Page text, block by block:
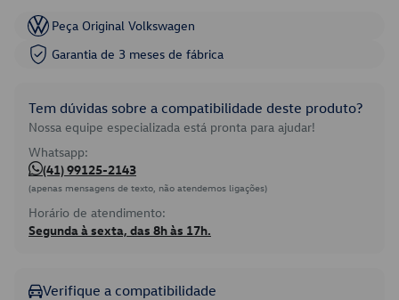
Peça Original Volkswagen
Garantia de 3 meses de fábrica
Tem dúvidas sobre a compatibilidade deste produto?
Nossa equipe especializada está pronta para ajudar!
Whatsapp:
(41) 99125-2143
(apenas mensagens de texto, não atendemos ligações)
Horário de atendimento:
Segunda à sexta, das 8h às 17h.
Verifique a compatibilidade